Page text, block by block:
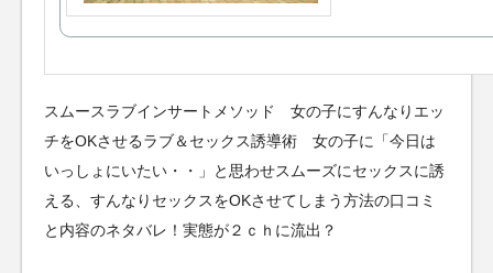
スムースラブインサートメソッド 女の子にすんなりエッ
チをOKさせるラブ＆セックス誘導術 女の子に「今日は
いっしょにいたい・・」と思わせスムーズにセックスに誘
える、すんなりセックスをOKさせてしまう方法の口コミ
と内容のネタバレ！実態が２ｃｈに流出？